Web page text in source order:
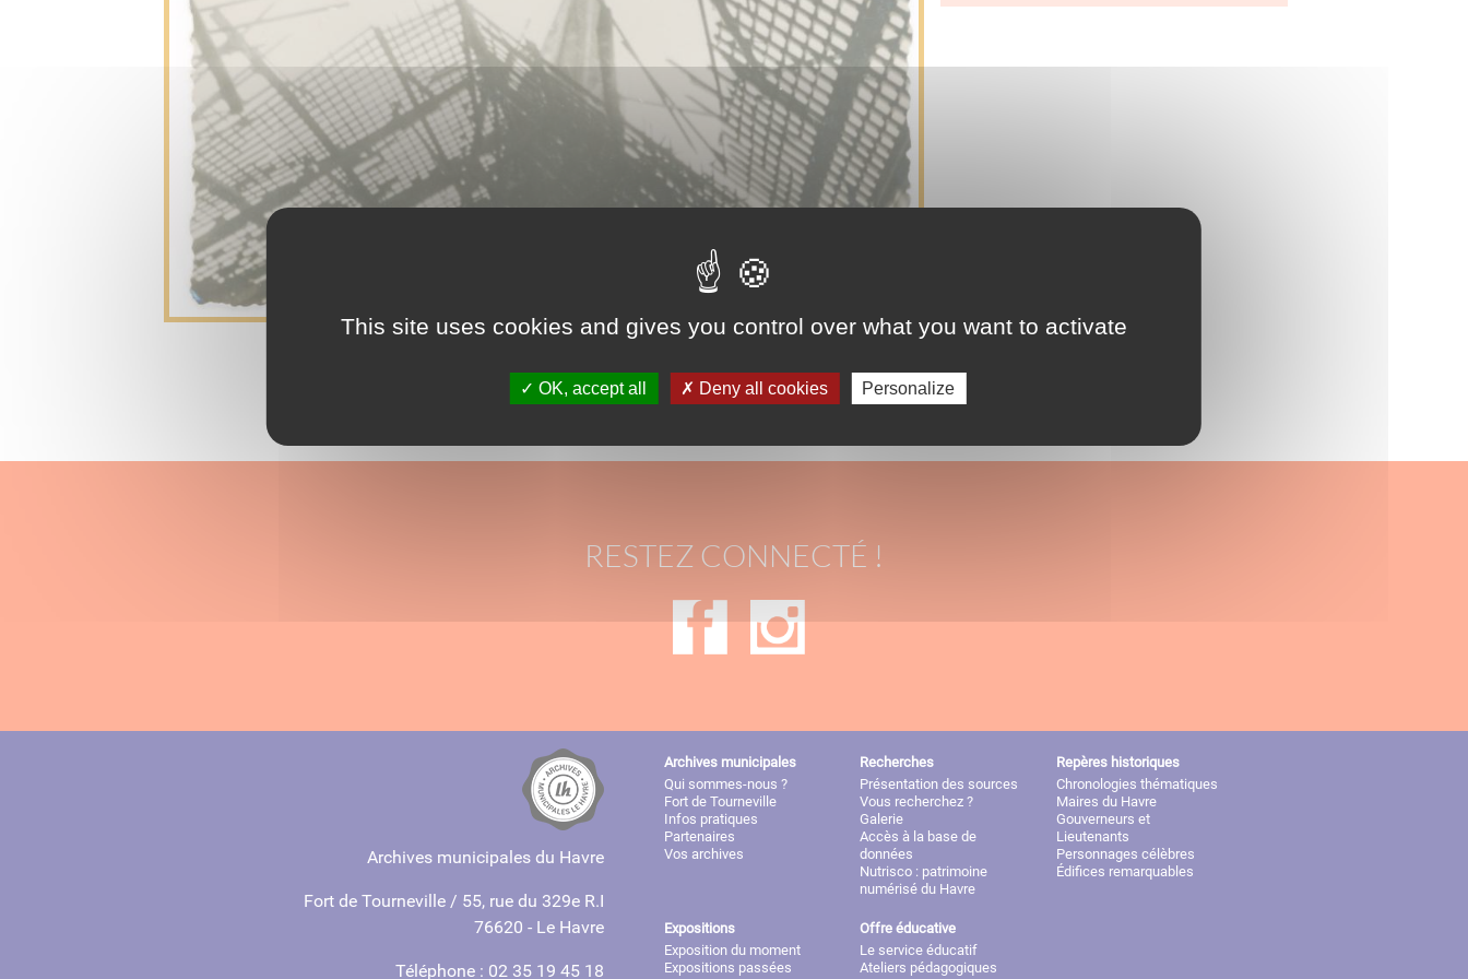
Édifices remarquables Guerre Historique Ville et quartiers
RESTEZ CONNECTÉ !
Archives municipales du Havre
Fort de Tourneville / 55, rue du 329e R.I
76620 - Le Havre
Téléphone : 02 35 19 45 18
Archives municipales
Qui sommes-nous ?
Fort de Tourneville
Infos pratiques
Partenaires
Vos archives
Recherches
Présentation des sources
Vous recherchez ?
Galerie
Accès à la base de
données
Nutrisco : patrimoine
numérisé du Havre
Repères historiques
Chronologies thématiques
Maires du Havre
Gouverneurs et
Lieutenants
Personnages célèbres
Édifices remarquables
Expositions
Exposition du moment
Expositions passées
Offre éducative
Le service éducatif
Ateliers pédagogiques
This site uses cookies and gives you control over what you want to activate
OK, accept all Deny all cookies Personalize